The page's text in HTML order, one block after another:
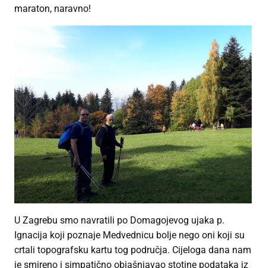
maraton, naravno!
U Zagrebu smo navratili po Domagojevog ujaka p.
Ignacija koji poznaje Medvednicu bolje nego oni koji su
crtali topografsku kartu tog područja. Cijeloga dana nam
je smireno i simpatično objašnjavao stotine podataka iz